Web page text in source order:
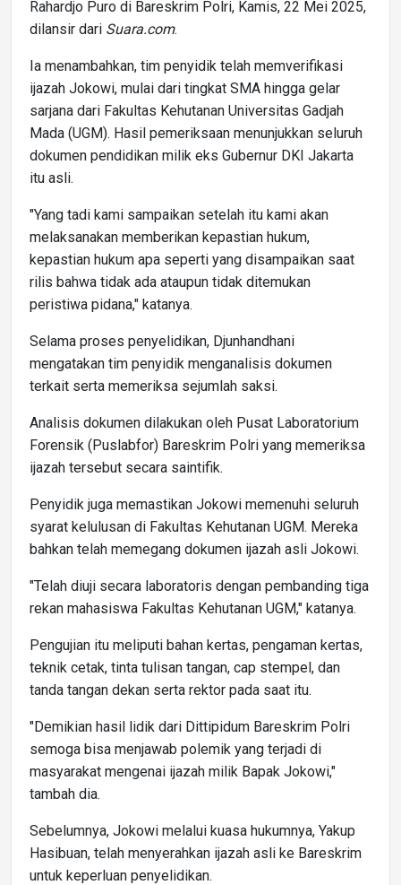
Rahardjo Puro di Bareskrim Polri, Kamis, 22 Mei 2025,
dilansir dari Suara.com.
Ia menambahkan, tim penyidik telah memverifikasi
ijazah Jokowi, mulai dari tingkat SMA hingga gelar
sarjana dari Fakultas Kehutanan Universitas Gadjah
Mada (UGM). Hasil pemeriksaan menunjukkan seluruh
dokumen pendidikan milik eks Gubernur DKI Jakarta
itu asli.
"Yang tadi kami sampaikan setelah itu kami akan
melaksanakan memberikan kepastian hukum,
kepastian hukum apa seperti yang disampaikan saat
rilis bahwa tidak ada ataupun tidak ditemukan
peristiwa pidana," katanya.
Selama proses penyelidikan, Djunhandhani
mengatakan tim penyidik menganalisis dokumen
terkait serta memeriksa sejumlah saksi.
Analisis dokumen dilakukan oleh Pusat Laboratorium
Forensik (Puslabfor) Bareskrim Polri yang memeriksa
ijazah tersebut secara saintifik.
Penyidik juga memastikan Jokowi memenuhi seluruh
syarat kelulusan di Fakultas Kehutanan UGM. Mereka
bahkan telah memegang dokumen ijazah asli Jokowi.
"Telah diuji secara laboratoris dengan pembanding tiga
rekan mahasiswa Fakultas Kehutanan UGM," katanya.
Pengujian itu meliputi bahan kertas, pengaman kertas,
teknik cetak, tinta tulisan tangan, cap stempel, dan
tanda tangan dekan serta rektor pada saat itu.
"Demikian hasil lidik dari Dittipidum Bareskrim Polri
semoga bisa menjawab polemik yang terjadi di
masyarakat mengenai ijazah milik Bapak Jokowi,"
tambah dia.
Sebelumnya, Jokowi melalui kuasa hukumnya, Yakup
Hasibuan, telah menyerahkan ijazah asli ke Bareskrim
untuk keperluan penyelidikan.